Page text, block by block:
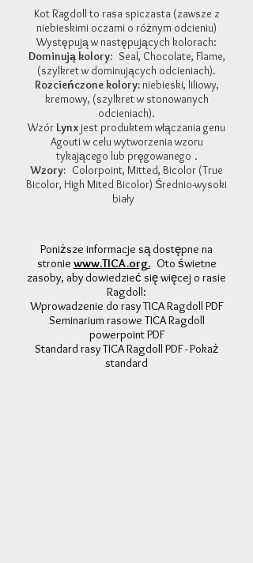
Kot Ragdoll to rasa spiczasta (zawsze z
niebieskimi oczami o różnym odcieniu)
Występują w następujących kolorach:
Dominują kolory: Seal, Chocolate, Flame,
(szylkret w dominujących odcieniach).
Rozcieńczone kolory:niebieski, liliowy,
kremowy, (szylkret w stonowanych
odcieniach).
Wzór Lynx jest produktem włączania genu
Agouti w celu wytworzenia wzoru
tykającego lub pręgowanego .
Wzory: Colorpoint, Mitted, Bicolor (True
Bicolor, High Mited Bicolor) Średnio-wysoki
biały
Poniższe informacje są dostępne na
stronie www.TICA.org. Oto świetne
zasoby, aby dowiedzieć się więcej o rasie
Ragdoll:
Wprowadzenie do rasy TICA Ragdoll PDF
Seminarium rasowe TICA Ragdoll
powerpoint PDF
Standard rasy TICA Ragdoll PDF - Pokaż
standard